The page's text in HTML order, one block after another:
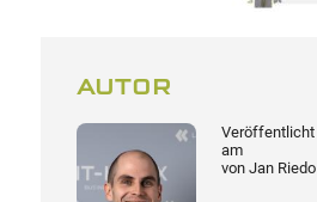
AUTOR
Veröffentlicht
am
von Jan Riedo